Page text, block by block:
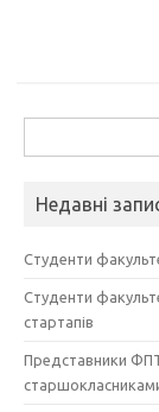
Недавні
Студенти
Студенти
стартапів
Представники ФПТ